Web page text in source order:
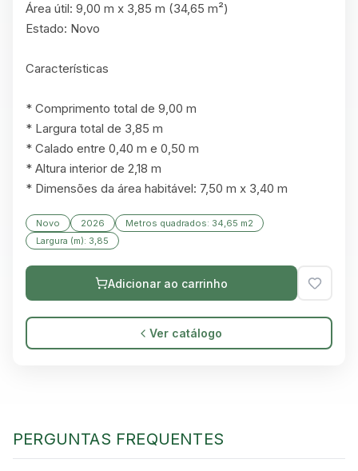
Área útil: 9,00 m x 3,85 m (34,65 m²)
Estado: Novo
Características
* Comprimento total de 9,00 m
* Largura total de 3,85 m
* Calado entre 0,40 m e 0,50 m
* Altura interior de 2,18 m
* Dimensões da área habitável: 7,50 m x 3,40 m
Novo 2026
Metros quadrados: 34,65 m2
Largura (m): 3,85
Adicionar ao carrinho
Ver catálogo
PERGUNTAS FREQUENTES